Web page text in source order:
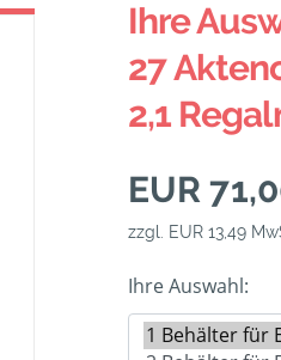
Ihre
27
2,1
EUR
zzgl. EUR 13,49
Ihre Auswahl: